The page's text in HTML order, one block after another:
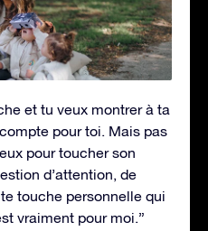
et tu veux montrer à ta
pour toi. Mais pas
pour toucher son
d’attention, de
touche personnelle qui
vraiment pour moi.”